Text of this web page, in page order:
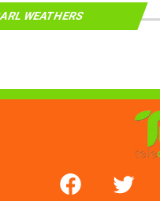
WEATHERS